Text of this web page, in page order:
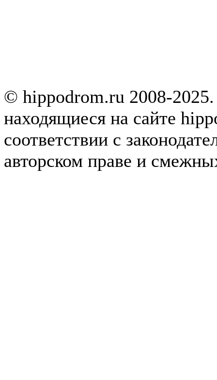
© hippodrom.ru 2008-
находящиеся на сайте
соответствии с
авторском праве и